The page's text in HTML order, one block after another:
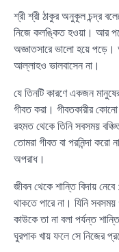
শ্রী শ্রী ঠাকুর অনুকূল চন্দ্র
নিজে কলঙ্কিত হওয়া। আর
অজ্ঞাতসারে ভালো হয়ে পড়ে।
আল্লাহও ভালবাসেন না।
যে তিনটি কারণে একজন
গীবত করা। গীবতকারীর কোনো
রহমত থেকে তিনি সবসময়
তোমরা গীবত বা পরনিন্দা করো
অপরাধ।
জীবন থেকে শান্তি বিদায়
থাকতে পারে না। যিনি
কাউকে তা না বলা পর্যন্ত
ঘুরপাক খায় ফলে সে নিজের